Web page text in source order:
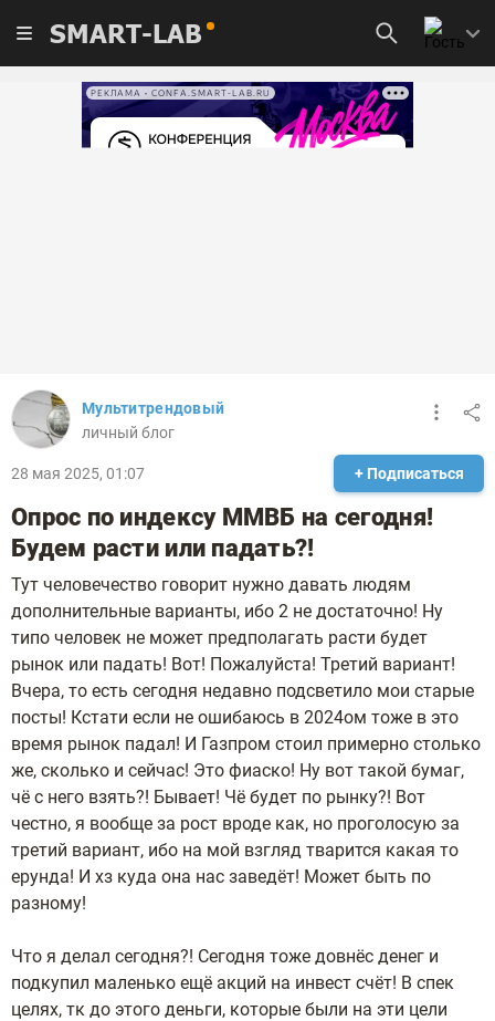
SMART-LAB
РЕКЛАМА • CONFA.SMART-LAB.RU
Мультитрендовый
личный блог
28 мая 2025, 01:07 + Подписаться
Опрос по индексу ММВБ на сегодня!
Будем расти или падать?!
Тут человечество говорит нужно давать людям
дополнительные варианты, ибо 2 не достаточно! Ну
типо человек не может предполагать расти будет
рынок или падать! Вот! Пожалуйста! Третий вариант!
Вчера, то есть сегодня недавно подсветило мои старые
посты! Кстати если не ошибаюсь в 2024ом тоже в это
время рынок падал! И Газпром стоил примерно столько
же, сколько и сейчас! Это фиаско! Ну вот такой бумаг,
чё с него взять?! Бывает! Чё будет по рынку?! Вот
честно, я вообще за рост вроде как, но проголосую за
третий вариант, ибо на мой взгляд тварится какая то
ерунда! И хз куда она нас заведёт! Может быть по
разному!
Что я делал сегодня?! Сегодня тоже довнёс денег и
подкупил маленько ещё акций на инвест счёт! В спек
целях, тк до этого деньги, которые были на эти цели